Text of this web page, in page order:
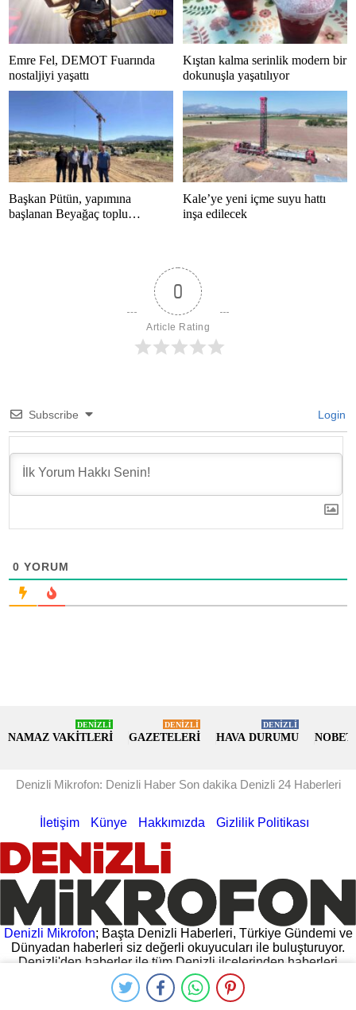
Emre Fel, DEMOT Fuarında
nostaljiyi yaşattı
Kıştan kalma serinlik modern bir
dokunuşla yaşatılıyor
Başkan Pütün, yapımına
başlanan Beyağaç toplu
Kale’ye yeni içme suyu hattı
inşa edilecek
0
Article Rating
Subscribe Login
0 YORUM
NAMAZ VAKİTLERİ
DENİZLİ
GAZETELERİ
DENİZLİ
HAVA DURUMU
DENİZLİ
Denizli Mikrofon: Denizli Haber Son dakika Denizli 24 Haberleri
İletişim Künye Hakkımızda Gizlilik Politikası
Denizli Mikrofon; Başta Denizli Haberleri, Türkiye Gündemi ve
Dünyadan haberleri siz değerli okuyucuları ile buluşturuyor.
Denizli'den haberler ile tüm Denizli ilçelerinden haberleri
hemen oku. Denizli Valiliğinden gelen açıklamalar, Denizli
Belediyesinin yaptığı açıklamalar ve daha fazlası
Haberlerikategorimizde.